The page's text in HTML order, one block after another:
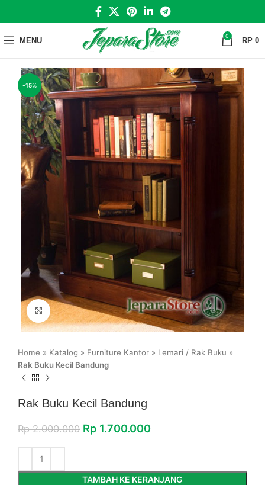
MENU 0 RP 0
-15%
Click to enlarge
Home » Katalog » Furniture Kantor » Lemari / Rak Buku »
Rak Buku Kecil Bandung
Rak Buku Kecil Bandung
Rp2.000.000 Rp 1.700.000
TAMBAH KE KERANJANG